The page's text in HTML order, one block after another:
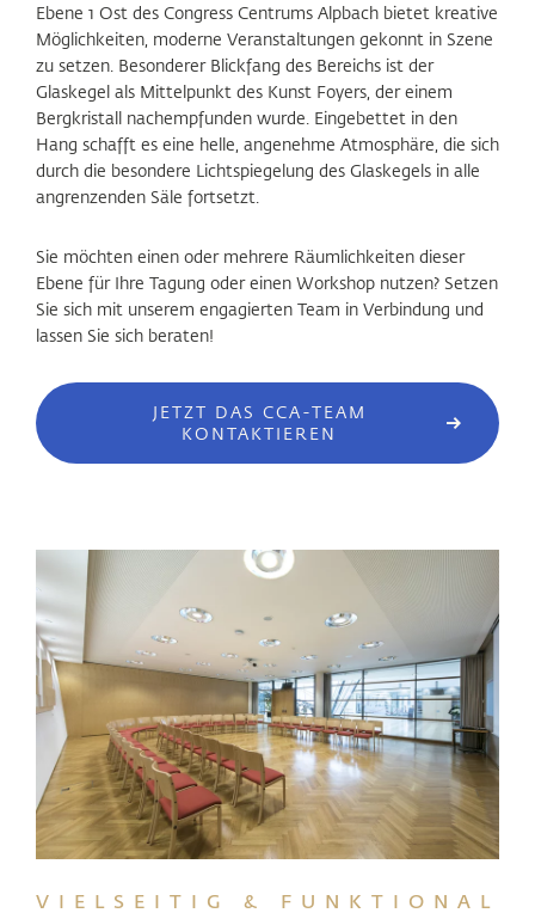
Ebene 1 Ost des Congress Centrums Alpbach bietet kreative
Möglichkeiten, moderne Veranstaltungen gekonnt in Szene
zu setzen. Besonderer Blickfang des Bereichs ist der
Glaskegel als Mittelpunkt des Kunst Foyers, der einem
Bergkristall nachempfunden wurde. Eingebettet in den
Hang schafft es eine helle, angenehme Atmosphäre, die sich
durch die besondere Lichtspiegelung des Glaskegels in alle
angrenzenden Säle fortsetzt.
Sie möchten einen oder mehrere Räumlichkeiten dieser
Ebene für Ihre Tagung oder einen Workshop nutzen? Setzen
Sie sich mit unserem engagierten Team in Verbindung und
lassen Sie sich beraten!
JETZT DAS CCA-TEAM
KONTAKTIEREN
VIELSEITIG & FUNKTIONAL